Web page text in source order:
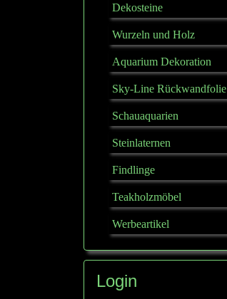
Dekosteine
Wurzeln und Holz
Aquarium Dekoration
Sky-Line Rückwandfolie
Schauaquarien
Steinlaternen
Findlinge
Teakholzmöbel
Werbeartikel
Login